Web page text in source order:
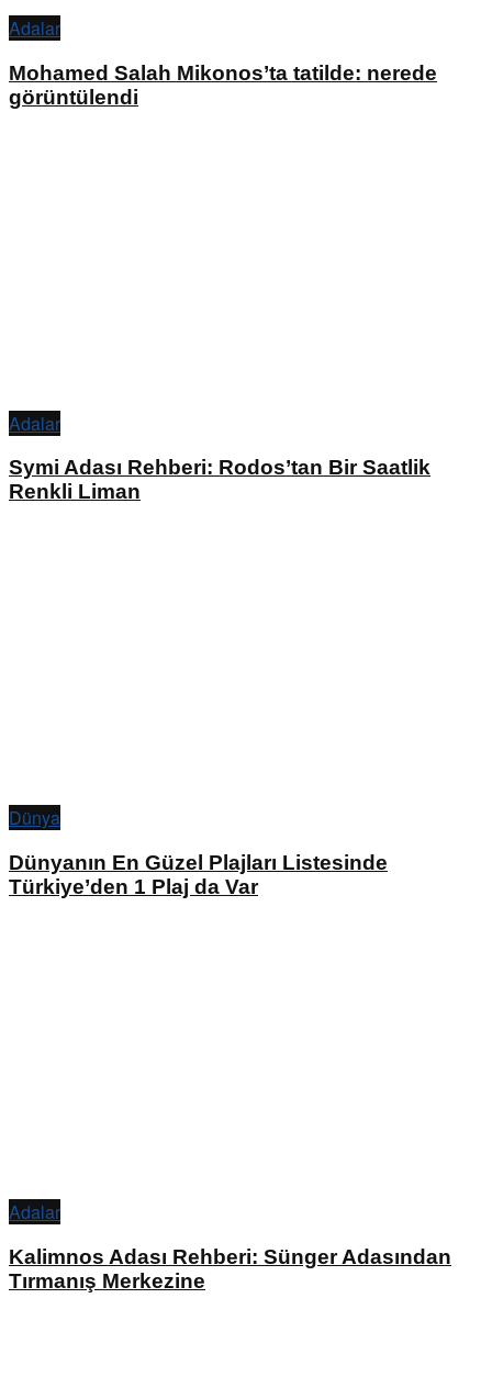
Adalar
Mohamed Salah Mikonos’ta tatilde: nerede
görüntülendi
Adalar
Symi Adası Rehberi: Rodos’tan Bir Saatlik
Renkli Liman
Dünya
Dünyanın En Güzel Plajları Listesinde
Türkiye’den 1 Plaj da Var
Adalar
Kalimnos Adası Rehberi: Sünger Adasından
Tırmanış Merkezine